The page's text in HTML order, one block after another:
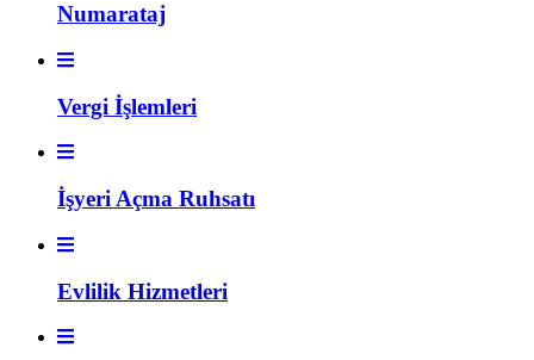
Numarataj
Vergi İşlemleri
İşyeri Açma Ruhsatı
Evlilik Hizmetleri